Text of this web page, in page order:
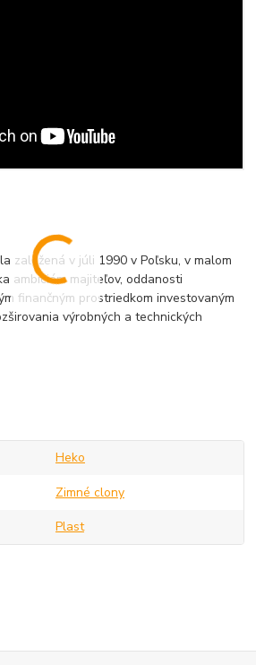
založená v júli 1990 v Poľsku, v malom
ambíciám majiteľov, oddanosti
finančným prostriedkom investovaným
výrobných a technických
Heko
Zimné clony
Plast